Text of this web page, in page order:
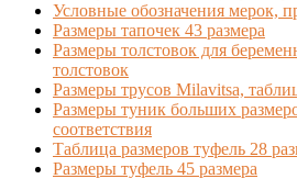
Условные обозначения мерок,
Размеры тапочек 43 размера
Размеры толстовок для
толстовок
Размеры трусов Milavitsa,
Размеры туник больших
соответствия
Таблица размеров туфель 28
Размеры туфель 45 размера